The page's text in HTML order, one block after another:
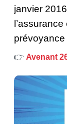
janvier
👉 Avenant